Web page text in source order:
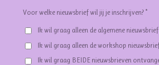
Voor welke nieuwsbrief wil jij je inschrijven? *
Ik wil graag alleen de algemene
Ik wil graag alleen de workshop
Ik wil graag BEIDE nieuwsbrieven